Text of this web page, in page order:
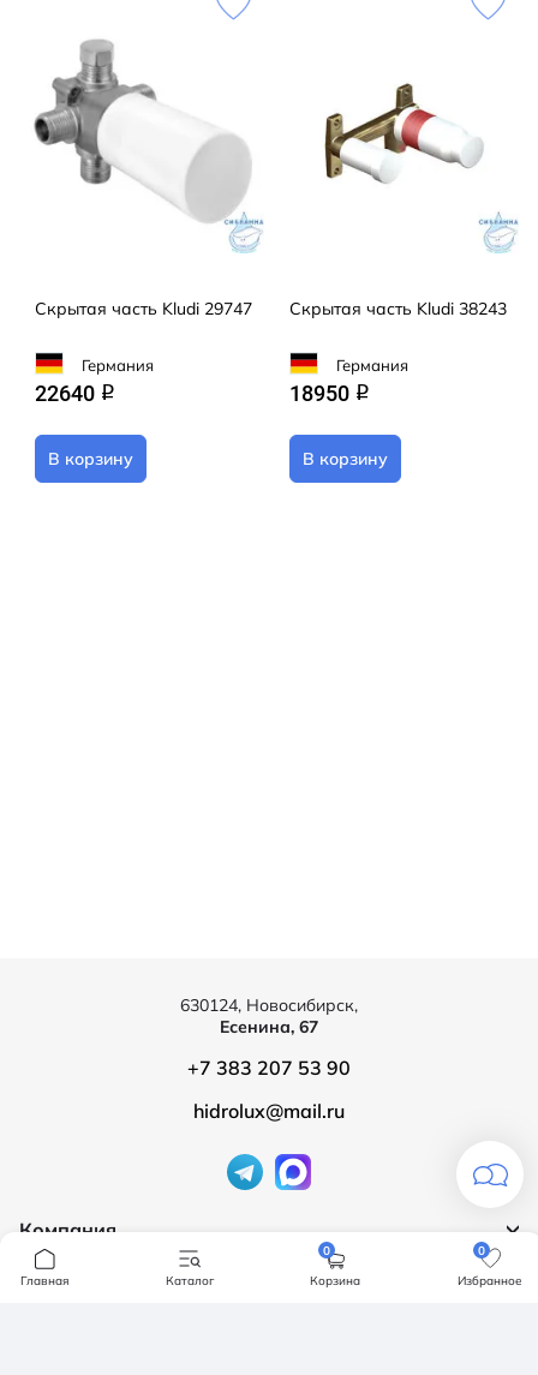
Скрытая часть Kludi 29747
Германия
22640 q
В корзину
Скрытая часть Kludi 38243
Германия
18950 q
В корзину
Компания
О компании
Продукция
630124, Новосибирск,
Есенина, 67
+7 383 207 53 90
hidrolux@mail.ru
Главная Каталог
0
Корзина
0
Избранное